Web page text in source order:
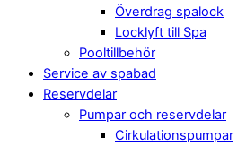
Överdrag spalock
Locklyft till Spa
Pooltillbehör
Service av spabad
Reservdelar
Pumpar och reservdelar
Cirkulationspumpar